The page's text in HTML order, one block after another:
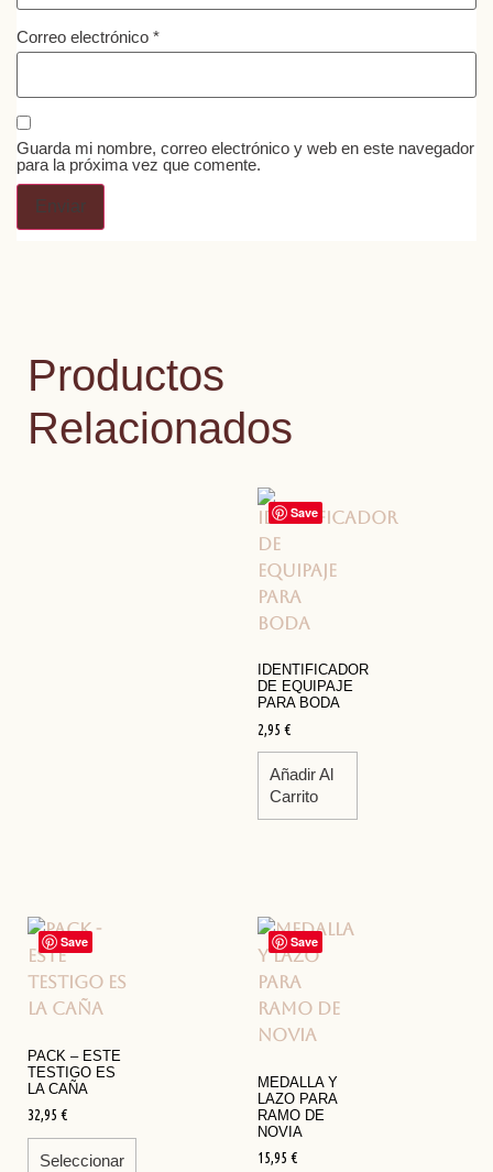
Correo electrónico *
Guarda mi nombre, correo electrónico y web en este navegador
para la próxima vez que comente.
Productos
Relacionados
Save
IDENTIFICADOR
DE EQUIPAJE
PARA BODA
2,95 €
Añadir Al
Carrito
Save
PACK – ESTE
TESTIGO ES
LA CAÑA
32,95 €
Seleccionar
Save
MEDALLA Y
LAZO PARA
RAMO DE
NOVIA
15,95 €